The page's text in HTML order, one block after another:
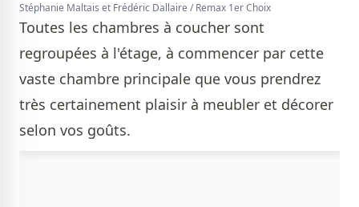
Stéphanie Maltais et Frédéric Dallaire / Remax 1er Choix
Toutes les chambres à coucher sont
regroupées à l'étage, à commencer par cette
vaste chambre principale que vous prendrez
très certainement plaisir à meubler et décorer
selon vos goûts.